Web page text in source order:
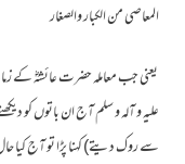
المعاصی من الکبار والصغار
یعنی جب معاملہ حضرت عائشہؓ کے زمانہ
علیہ و آلہ و سلم آج ان باتوں کو
سے روک دیتے) کہنا پڑا تو آج کیا